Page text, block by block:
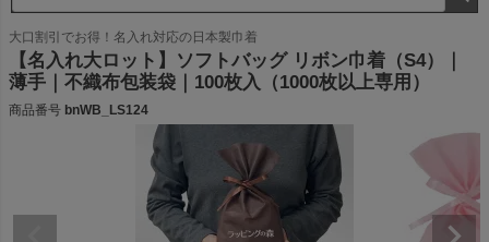
大口割引でお得！名入れ対応の日本製巾着
【名入れ大ロット】ソフトバッグ リボン巾着（S4）｜
薄手｜不織布包装袋｜100枚入（1000枚以上専用）
商品番号 bnWB_LS124